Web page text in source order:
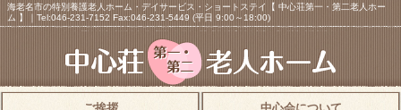
海老名市の特別養護老人ホーム・デイサービス・ショートステイ【 中心荘第一・第二老人ホー
ム 】｜Tel:046-231-7152 Fax:046-231-5449 (平日 9:00～18:00)